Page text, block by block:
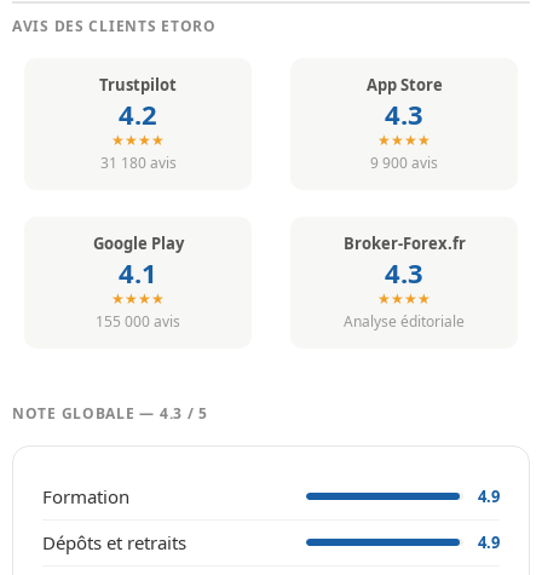
AVIS DES CLIENTS ETORO
Trustpilot
4.2
★★★★
31 180 avis
App Store
4.3
★★★★
9 900 avis
Google Play
4.1
★★★★
155 000 avis
Broker-Forex.fr
4.3
★★★★
Analyse éditoriale
NOTE GLOBALE — 4.3 / 5
Formation 4.9
Dépôts et retraits 4.9